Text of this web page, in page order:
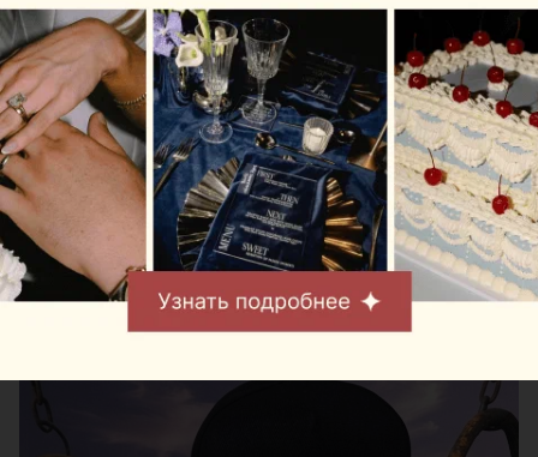
Автор:relax.by, 06.08.2026
Индустриальный колорит, панельки и эстетика
района Минска превратились в принты на
футболках и бейсболках. «Офистон Маркет»
решил показать Шабаны без иронии и штампов —
такими, какие они есть.